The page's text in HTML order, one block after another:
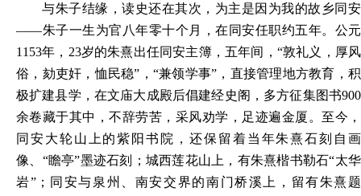
与朱子结缘，读史还在其次，为主是因为我的故乡同安
——朱子一生为官八年零十个月，在同安任职约五年。公元
1153年，23岁的朱熹出任同安主簿，五年间，“敦礼义，厚风
俗，劾吏奸，恤民稳”，“兼领学事”，直接管理地方教育，积
极扩建县学，在文庙大成殿后倡建经史阁，多方征集图书900
余卷藏于其中，不辞劳苦，采风劝学，足迹遍金厦。至今，
同安大轮山上的紫阳书院，还保留着当年朱熹石刻自画
像、“瞻亭”墨迹石刻；城西莲花山上，有朱熹楷书勒石“太华
岩”；同安与泉州、南安交界的南门桥溪上，留有朱熹题